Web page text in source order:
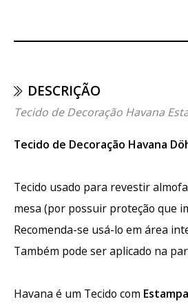
DESCRIÇÃO
Tecido de Decoração Havana
Tecido de Decoração Havana
Tecido usado para revestir
mesa (por possuir proteção que
Recomenda-se usá-lo em área
Também pode ser aplicado na
Havana é um Tecido com